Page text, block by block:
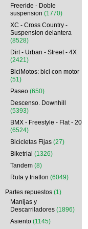
Freeride - Doble
suspension (1770)
XC - Cross Country -
Suspension delantera
(8528)
Dirt - Urban - Street - 4X
(2421)
BiciMotos: bici con motor
(51)
Paseo (650)
Descenso. Downhill
(5393)
BMX - Freestyle - Flat - 20
(6524)
Bicicletas Fijas (27)
Biketrial (1326)
Tandem (8)
Ruta y triatlon (6049)
Partes repuestos (1)
Manijas y
Descarriladores (1896)
Asiento (1145)